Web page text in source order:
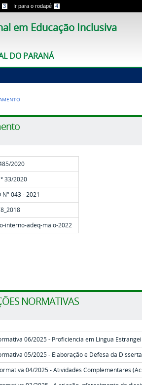
3 Ir para o rodapé 4
em Educação Inclusiva
DO PARANÁ
2020
33/2020
Nº 043 - 2021
interno-adeq-maio-2022
NORMATIVAS
06/2025 - Proficiencia em Lingua
05/2025 - Elaboração e Defesa da
04/2025 - Atividades Complementares